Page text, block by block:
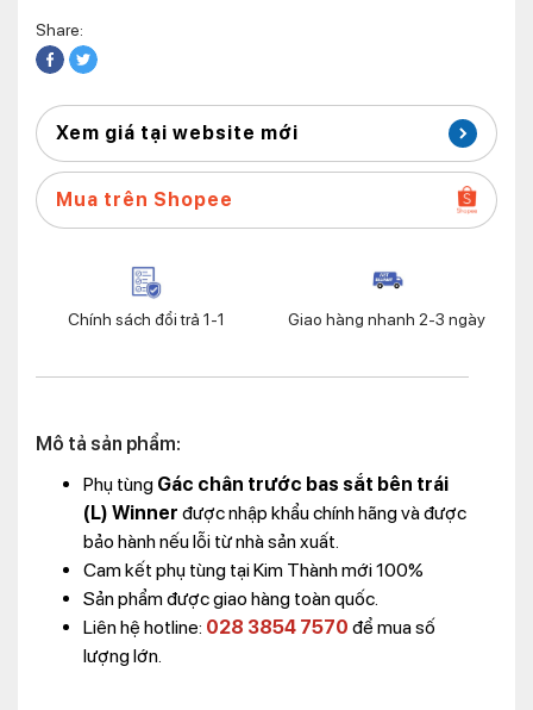
Share:
Xem giá tại website mới
Mua trên Shopee
Chính sách đổi trả 1-1 Giao hàng nhanh 2-3 ngày
Mô tả sản phẩm:
Phụ tùng Gác chân trước bas sắt bên trái
(L) Winner được nhập khẩu chính hãng và được
bảo hành nếu lỗi từ nhà sản xuất.
Cam kết phụ tùng tại Kim Thành mới 100%
Sản phẩm được giao hàng toàn quốc.
Liên hệ hotline: 028 3854 7570 để mua số
lượng lớn.